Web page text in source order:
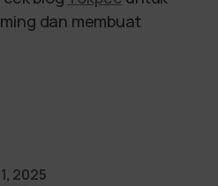
dan membuat
2025